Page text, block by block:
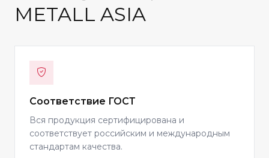
METALL ASIA
Соответствие ГОСТ
Вся продукция сертифицирована и
соответствует российским и международным
стандартам качества.